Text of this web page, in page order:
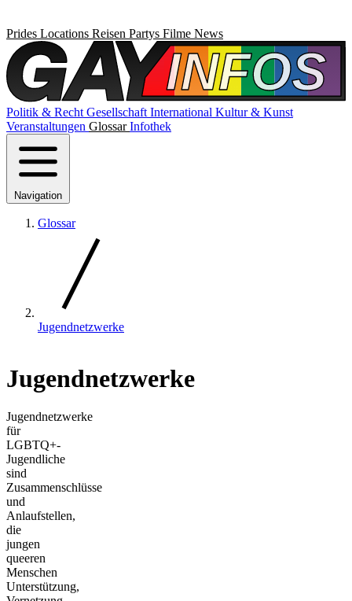
Prides Locations Reisen Partys Filme News
Politik & Recht Gesellschaft International Kultur & Kunst
Veranstaltungen GlossarInfothek
Navigation
Glossar
Jugendnetzwerke
Jugendnetzwerke
Jugendnetzwerke
für
LGBTQ+-
Jugendliche
sind
Zusammenschlüsse
und
Anlaufstellen,
die
jungen
queeren
Menschen
Unterstützung,